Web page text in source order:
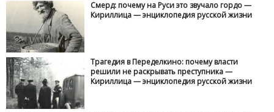
Смерд: почему на Руси это звучало гордо —
Кириллица — энциклопедия русской жизни
Трагедия в Переделкино: почему власти
решили не раскрывать преступника —
Кириллица — энциклопедия русской жизни